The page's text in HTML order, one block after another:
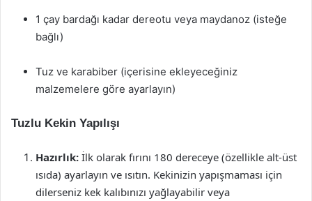
1 çay bardağı kadar dereotu veya maydanoz (isteğe
bağlı)
Tuz ve karabiber (içerisine ekleyeceğiniz
malzemelere göre ayarlayın)
Tuzlu Kekin Yapılışı
Hazırlık: İlk olarak fırını 180 dereceye (özellikle alt-üst
ısıda) ayarlayın ve ısıtın. Kekinizin yapışmaması için
dilerseniz kek kalıbınızı yağlayabilir veya